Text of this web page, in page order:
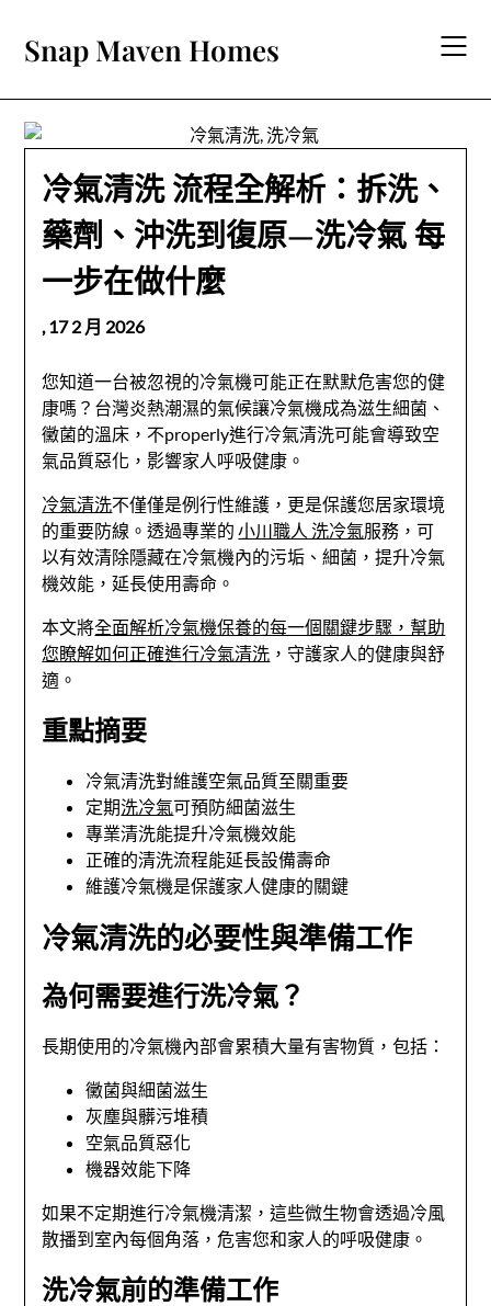
content
Snap Maven Homes
冷氣清洗 流程全解析：拆洗、
藥劑、沖洗到復原—洗冷氣 每
一步在做什麼
,17 2 月 2026
您知道一台被忽視的冷氣機可能正在默默危害您的健
康嗎？台灣炎熱潮濕的氣候讓冷氣機成為滋生細菌、
黴菌的溫床，不properly進行冷氣清洗可能會導致空
氣品質惡化，影響家人呼吸健康。
冷氣清洗不僅僅是例行性維護，更是保護您居家環境
的重要防線。透過專業的小川職人 洗冷氣服務，可
以有效清除隱藏在冷氣機內的污垢、細菌，提升冷氣
機效能，延長使用壽命。
本文將全面解析冷氣機保養的每一個關鍵步驟，幫助
您瞭解如何正確進行冷氣清洗 ，守護家人的健康與舒
適。
重點摘要
冷氣清洗對維護空氣品質至關重要
定期洗冷氣可預防細菌滋生
專業清洗能提升冷氣機效能
正確的清洗流程能延長設備壽命
維護冷氣機是保護家人健康的關鍵
冷氣清洗的必要性與準備工作
為何需要進行洗冷氣？
長期使用的冷氣機內部會累積大量有害物質，包括：
黴菌與細菌滋生
灰塵與髒污堆積
空氣品質惡化
機器效能下降
如果不定期進行冷氣機清潔，這些微生物會透過冷風
散播到室內每個角落，危害您和家人的呼吸健康。
洗冷氣前的準備工作